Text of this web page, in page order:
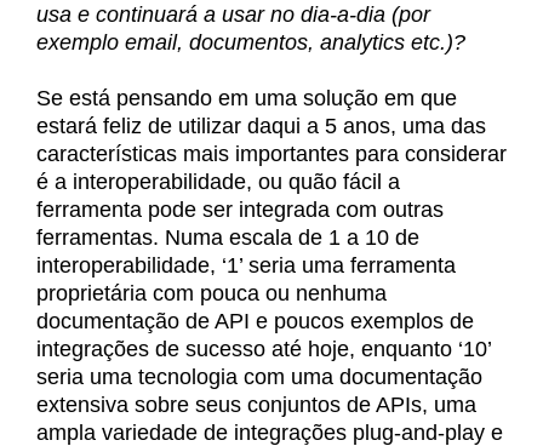
usa e continuará a usar no dia-a-dia (por
exemplo email, documentos, analytics etc.)?
Se está pensando em uma solução em que
estará feliz de utilizar daqui a 5 anos, uma das
características mais importantes para considerar
é a interoperabilidade, ou quão fácil a
ferramenta pode ser integrada com outras
ferramentas. Numa escala de 1 a 10 de
interoperabilidade, ‘1’ seria uma ferramenta
proprietária com pouca ou nenhuma
documentação de API e poucos exemplos de
integrações de sucesso até hoje, enquanto ‘10’
seria uma tecnologia com uma documentação
extensiva sobre seus conjuntos de APIs, uma
ampla variedade de integrações plug-and-play e